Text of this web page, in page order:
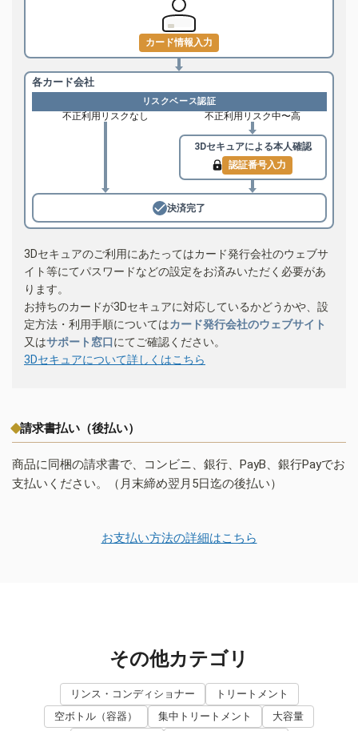
カード情報入力
各カード会社
リスクベース認証
不正利用リスクなし 不正利用リスク中〜高
3Dセキュアによる本人確認
認証番号入力
決済完了
3Dセキュアのご利用にあたってはカード発行会社のウェブサ
イト等にてパスワードなどの設定をお済みいただく必要があ
ります。
お持ちのカードが3Dセキュアに対応しているかどうかや、設
定方法・利用手順についてはカード発行会社のウェブサイト
又はサポート窓口にてご確認ください。
3Dセキュアについて詳しくはこちら
請求書払い（後払い）
商品に同梱の請求書で、コンビニ、銀行、PayB、銀行Payでお
支払いください。（月末締め翌月5日迄の後払い）
お支払い方法の詳細はこちら
その他カテゴリ
リンス・コンディショナー
トリートメント
空ボトル（容器）
集中トリートメント
大容量